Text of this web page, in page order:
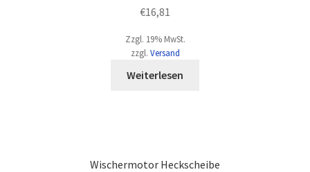
€16,81
Zzgl. 19% MwSt.
zzgl. Versand
Weiterlesen
Wischermotor Heckscheibe